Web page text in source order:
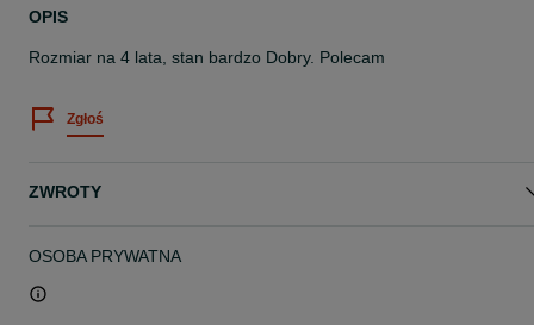
OPIS
Rozmiar na 4 lata, stan bardzo Dobry. Polecam
Zgłoś
ZWROTY
OSOBA PRYWATNA